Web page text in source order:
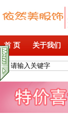
首 页 关于我们